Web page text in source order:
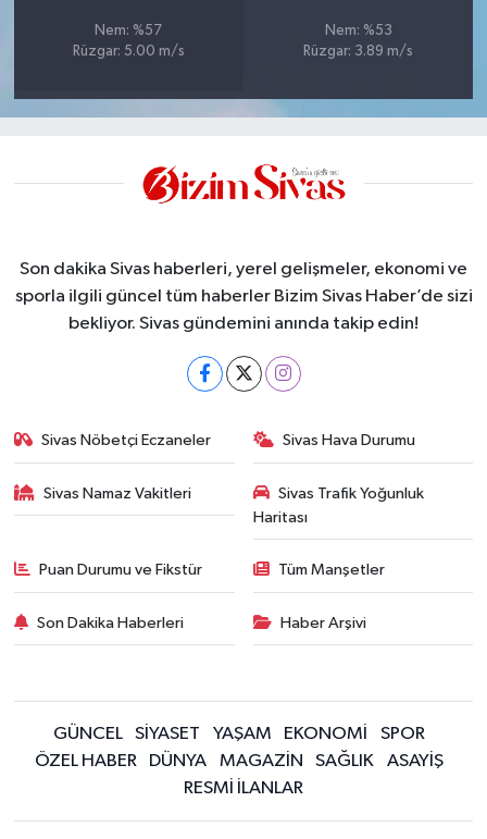
Nem: %57
Rüzgar: 5.00 m/s
Nem: %53
Rüzgar: 3.89 m/s
Son dakika Sivas haberleri, yerel gelişmeler, ekonomi ve
sporla ilgili güncel tüm haberler Bizim Sivas Haber’de sizi
bekliyor. Sivas gündemini anında takip edin!
Sivas Nöbetçi Eczaneler Sivas Hava Durumu
Sivas Namaz Vakitleri
Sivas Trafik Yoğunluk
Haritası
Puan Durumu ve Fikstür Tüm Manşetler
Son Dakika Haberleri Haber Arşivi
GÜNCEL SİYASET YAŞAM EKONOMİ
SPOR
ÖZEL HABER
DÜNYA MAGAZİN SAĞLIK
ASAYİŞ
RESMİ İLANLAR